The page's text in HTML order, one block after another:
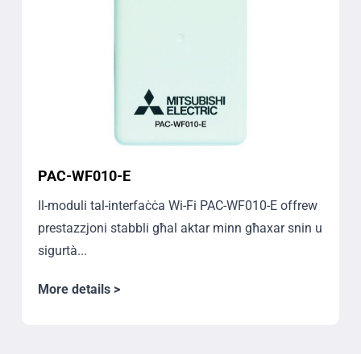
PAC-WF010-E
Il-moduli tal-interfaċċa Wi-Fi PAC-WF010-E offrew
prestazzjoni stabbli għal aktar minn għaxar snin u
sigurtà...
More details >